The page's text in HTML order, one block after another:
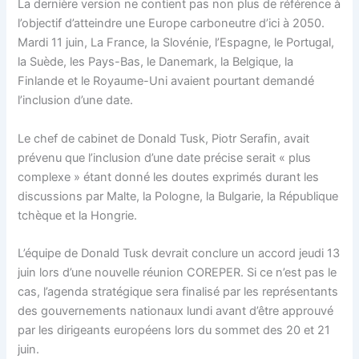
La dernière version ne contient pas non plus de référence à
l’objectif d’atteindre une Europe carboneutre d’ici à 2050.
Mardi 11 juin, La France, la Slovénie, l’Espagne, le Portugal,
la Suède, les Pays-Bas, le Danemark, la Belgique, la
Finlande et le Royaume-Uni avaient pourtant demandé
l’inclusion d’une date.
Le chef de cabinet de Donald Tusk, Piotr Serafin, avait
prévenu que l’inclusion d’une date précise serait « plus
complexe » étant donné les doutes exprimés durant les
discussions par Malte, la Pologne, la Bulgarie, la République
tchèque et la Hongrie.
L’équipe de Donald Tusk devrait conclure un accord jeudi 13
juin lors d’une nouvelle réunion COREPER. Si ce n’est pas le
cas, l’agenda stratégique sera finalisé par les représentants
des gouvernements nationaux lundi avant d’être approuvé
par les dirigeants européens lors du sommet des 20 et 21
juin.